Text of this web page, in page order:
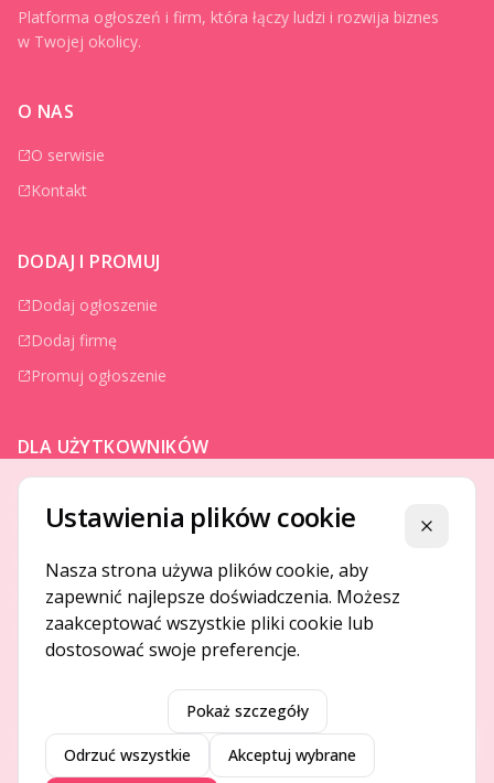
Platforma ogłoszeń i firm, która łączy ludzi i rozwija biznes
w Twojej okolicy.
O NAS
O serwisie
Kontakt
DODAJ I PROMUJ
Dodaj ogłoszenie
Dodaj firmę
Promuj ogłoszenie
DLA UŻYTKOWNIKÓW
Jak to działa
Bezpieczeństwo
Usługi premium
Regulamin
Gotpage. Wszelkie prawa zastrzeżone.
Ustawienia plików cookie Zamknij
Nasza strona używa plików cookie, aby
zapewnić najlepsze doświadczenia. Możesz
zaakceptować wszystkie pliki cookie lub
dostosować swoje preferencje.
Pokaż szczegóły
Odrzuć wszystkie Akceptuj wybrane